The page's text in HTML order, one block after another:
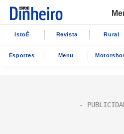
IstoÉ Revista Rural
Esportes Menu